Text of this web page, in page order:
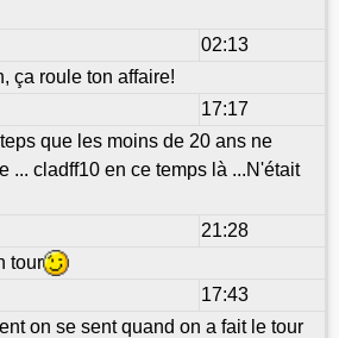
02:13
ça roule ton affaire!
17:17
que les moins de 20 ans ne
... cladff10 en ce temps là ...N'était
21:28
tour
17:43
on se sent quand on a fait le tour